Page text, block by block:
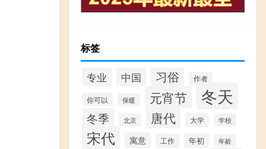
标签
专业 中国 习俗 作者
你可以 保暖 元宵节 冬天
冬季 北京 唐代 大学 学校
宋代 寓意 工作 年初 年龄